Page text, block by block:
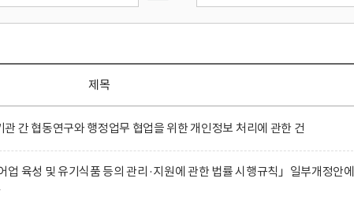
제목
간 협동연구와 행정업무 협업을 위한 개인정보 처리에 관한 건
업 육성 및 유기식품 등의 관리·지원에 관한 법률 시행규칙」일부개정안에